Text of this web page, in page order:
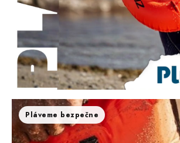
OTUŽOVANIE
Predajňa Plutvy.sk Doručenie od 1,99€
Pláveme bezpečne